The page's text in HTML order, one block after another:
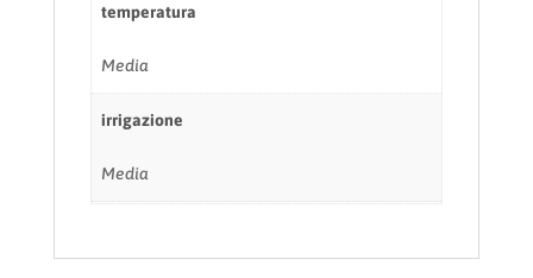
temperatura
Media
irrigazione
Media